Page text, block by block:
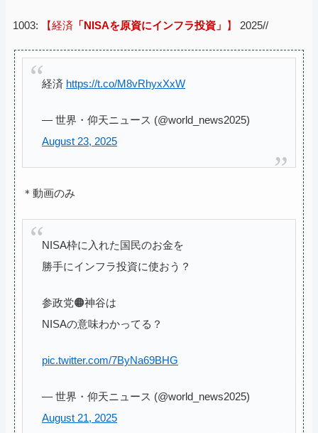
1003: 【経済 「NISAを原資にインフラ投資」 】 2025//
経済 https://t.co/M8vRhyxXxW
— 世界・仰天ニュース (@world_news2025)
August 23, 2025
＊動画のみ
NISA枠に入れた国民のお金を
勝手にインフラ投資に使おう？
参政党🟠神谷は
NISAの意味わかってる？
pic.twitter.com/7ByNa69BHG
— 世界・仰天ニュース (@world_news2025)
August 21, 2025